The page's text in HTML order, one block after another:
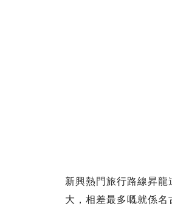
新興熱門旅行路線昇
大，相差最多嘅就係名